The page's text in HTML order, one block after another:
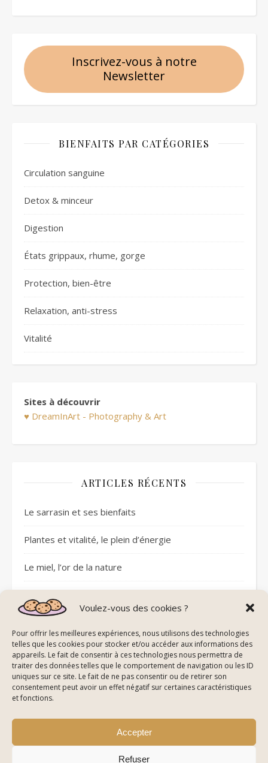
Voulez-vous des cookies ?
Pour offrir les meilleures expériences, nous utilisons des technologies
telles que les cookies pour stocker et/ou accéder aux informations des
appareils. Le fait de consentir à ces technologies nous permettra de
traiter des données telles que le comportement de navigation ou les ID
uniques sur ce site. Le fait de ne pas consentir ou de retirer son
consentement peut avoir un effet négatif sur certaines caractéristiques
et fonctions.
Accepter
Refuser
Inscrivez-vous à notre
Newsletter
BIENFAITS PAR CATÉGORIES
Circulation sanguine
Detox & minceur
Digestion
États grippaux, rhume, gorge
Protection, bien-être
Relaxation, anti-stress
Vitalité
Sites à découvrir
♥ DreamInArt - Photography & Art
ARTICLES RÉCENTS
Le sarrasin et ses bienfaits
Plantes et vitalité, le plein d’énergie
Le miel, l’or de la nature
© All Right Reserved Energie De La Nature
Mentions Légales
Plan du Site